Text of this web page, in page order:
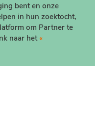
bent en onze
in hun zoektocht,
om Partner te
naar het«